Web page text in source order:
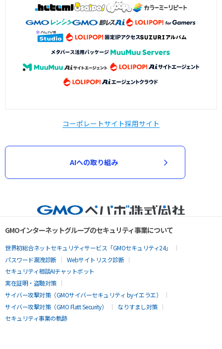
コーポレートサイト採用サイト
AIへの取り組み
GMOインターネットグループのセキュリティ事業について
世界初総合ネットセキュリティサービス「GMOセキュリティ24」
パスワード漏洩診断
Webサイトリスク診断
セキュリティ相談AIチャットボット
実在証明・盗聴対策
サイバー攻撃対策（GMOサイバーセキュリティ byイエラエ）
サイバー攻撃対策（GMO Flatt Security）
なりすまし対策
セキュリティ事業の軌跡